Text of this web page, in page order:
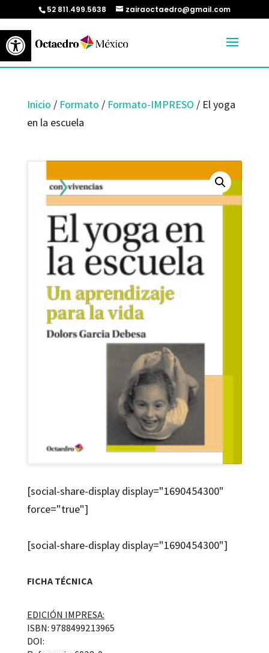
Abrir barra de herramientas
52 811.499.5638 zairaoctaedro@gmail.com
Inicio / Formato / Formato-IMPRESO / El yoga
en la escuela
[social-share-display display="1690454300"
force="true"]
[social-share-display display="1690454300"]
FICHA TÉCNICA
EDICIÓN IMPRESA:
ISBN: 9788499213965
DOI: